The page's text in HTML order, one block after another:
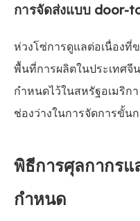
การจัดส่งแบบ door-
ห่วงโซ่การดูแลต่อเนื่อง
พื้นที่การผลิตในประเทศ
กำหนดไว้ในสหรัฐอเมริก
ช่องว่างในการจัดการขั้น
พิธีการศุลกากร
กำหนด